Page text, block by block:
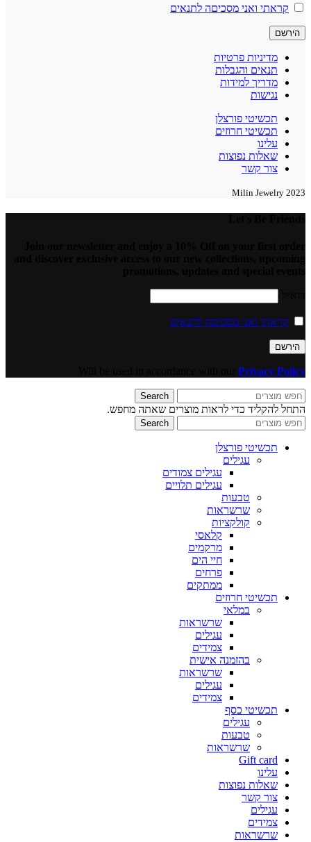
קראתי ואני מסכיםה לתנאים
מדיניות פרטיות
תנאים והגבלות
מדריך למידות
נגישות
תכשיטי פורצלן
תכשיטי חרוזים
עלינו
שאלות נפוצות
צור קשר
2023 Milin Jewelry
קראתי ואני מסכיםה לתנאים
Privacy Policy
Search
התחל להקליד כדי לראות מוצרים שאתה מחפש.
Search
תכשיטי פורצלן
עגילים
עגילים צמודים
עגילים תלויים
טבעות
שרשראות
קולקציות
קלאסי
מרקמים
חיי הים
פרחים
ממתקים
תכשיטי חרוזים
במלאי
שרשראות
עגילים
צמידים
בהזמנה אישית
שרשראות
עגילים
צמידים
תכשיטי כסף
עגילים
טבעות
שרשראות
Gift card
עלינו
שאלות נפוצות
צור קשר
עגילים
צמידים
שרשראות